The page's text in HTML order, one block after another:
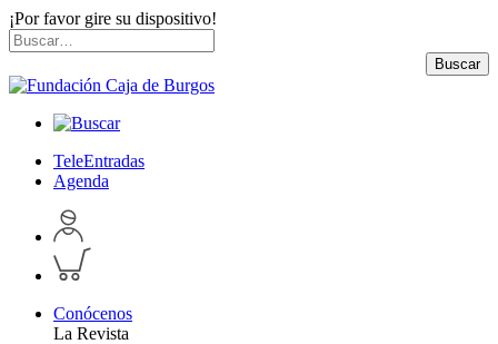
¡Por favor gire su dispositivo!
Skip
to
content
Buscar
por:
Buscar
TeleEntradas
Agenda
Acceder
a
perfil
personal
Inspeccionar
carrito
Conócenos
La Revista